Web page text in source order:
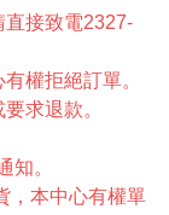
直接致電2327-
權拒絕訂單。
求退款。
知。
，本中心有權單